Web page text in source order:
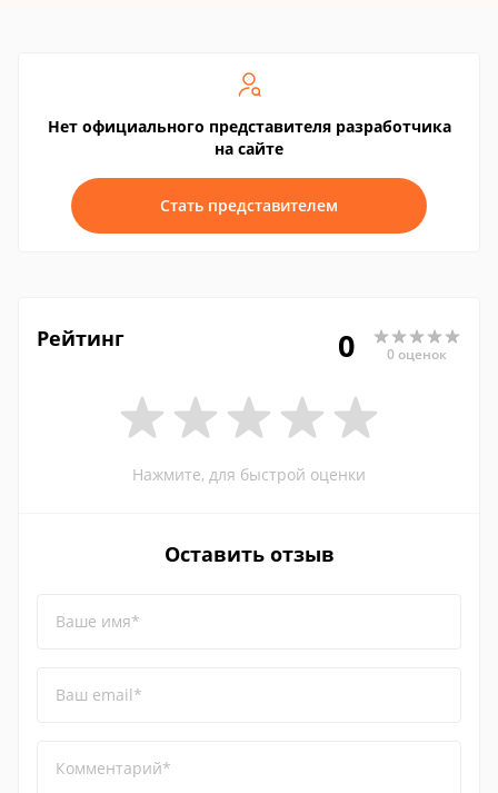
Нет официального представителя разработчика
на сайте
Стать представителем
Рейтинг 0 0 оценок
Нажмите, для быстрой оценки
Оставить отзыв
Ваше имя*
Ваш email*
Комментарий*